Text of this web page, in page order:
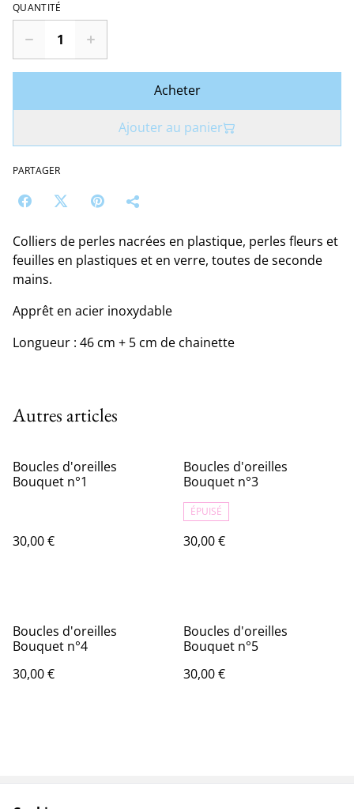
QUANTITÉ
Acheter
Ajouter au panier
PARTAGER
Colliers de perles nacrées en plastique, perles fleurs et
feuilles en plastiques et en verre, toutes de seconde
mains.
Apprêt en acier inoxydable
Longueur : 46 cm + 5 cm de chainette
Autres articles
Boucles d'oreilles
Bouquet n°1
30,00 €
Boucles d'oreilles
Bouquet n°3
ÉPUISÉ
30,00 €
Boucles d'oreilles
Bouquet n°4
30,00 €
Boucles d'oreilles
Bouquet n°5
30,00 €